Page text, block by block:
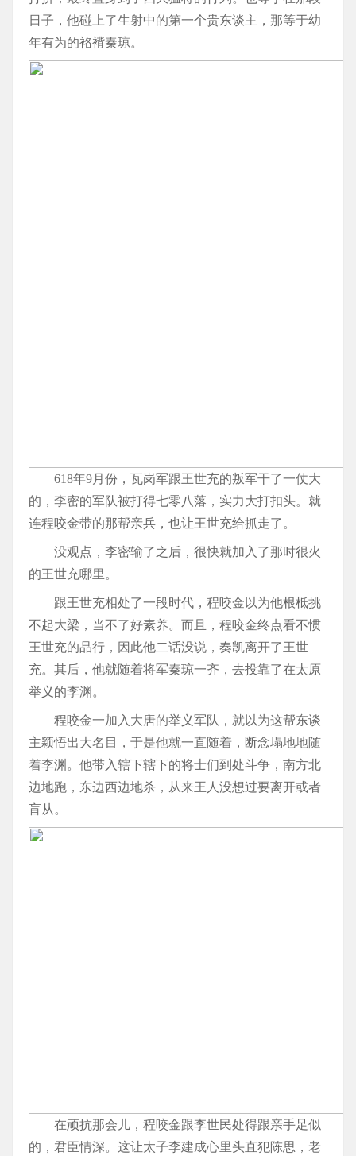
日子，他碰上了生射中的第一个贵东谈主，那等于幼
年有为的袼褙秦琼。
618年9月份，瓦岗军跟王世充的叛军干了一仗大
的，李密的军队被打得七零八落，实力大打扣头。就
连程咬金带的那帮亲兵，也让王世充给抓走了。
没观点，李密输了之后，很快就加入了那时很火
的王世充哪里。
跟王世充相处了一段时代，程咬金以为他根柢挑
不起大梁，当不了好素养。而且，程咬金终点看不惯
王世充的品行，因此他二话没说，奏凯离开了王世
充。其后，他就随着将军秦琼一齐，去投靠了在太原
举义的李渊。
程咬金一加入大唐的举义军队，就以为这帮东谈
主颖悟出大名目，于是他就一直随着，断念塌地地随
着李渊。他带入辖下辖下的将士们到处斗争，南方北
边地跑，东边西边地杀，从来王人没想过要离开或者
盲从。
在顽抗那会儿，程咬金跟李世民处得跟亲手足似
的，君臣情深。这让太子李建成心里头直犯陈思，老